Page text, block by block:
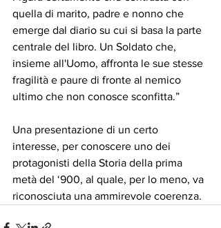
quella di marito, padre e nonno che
emerge dal diario su cui si basa la parte
centrale del libro. Un Soldato che,
insieme all'Uomo, affronta le sue stesse
fragilità e paure di fronte al nemico
ultimo che non conosce sconfitta.”
Una presentazione di un certo
interesse, per conoscere uno dei
protagonisti della Storia della prima
metà del ‘900, al quale, per lo meno, va
riconosciuta una ammirevole coerenza.